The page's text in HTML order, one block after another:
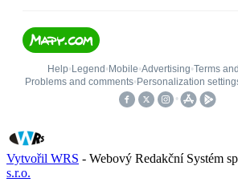
Vytvořil WRS - Webový Redakční Systém
s.r.o.